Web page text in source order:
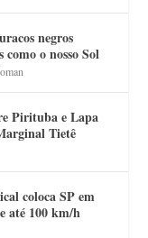
negros
como o nosso Sol
Pirituba e Lapa
Tietê
coloca SP em
até 100 km/h